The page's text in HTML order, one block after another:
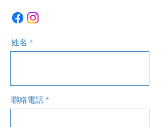
姓名
聯絡電話